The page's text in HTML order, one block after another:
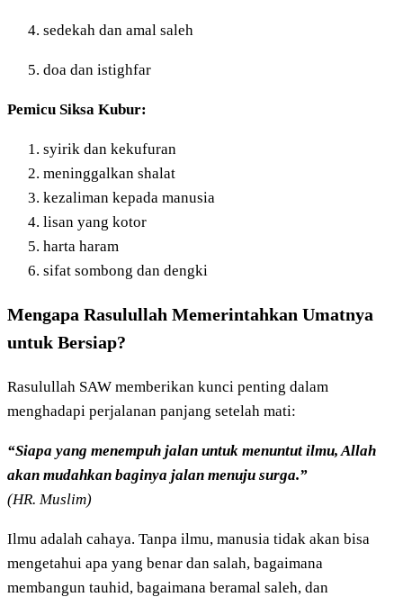
sedekah dan amal saleh
doa dan istighfar
Pemicu Siksa Kubur:
syirik dan kekufuran
meninggalkan shalat
kezaliman kepada manusia
lisan yang kotor
harta haram
sifat sombong dan dengki
Mengapa Rasulullah Memerintahkan Umatnya
untuk Bersiap?
Rasulullah SAW memberikan kunci penting dalam
menghadapi perjalanan panjang setelah mati:
“Siapa yang menempuh jalan untuk menuntut ilmu, Allah
akan mudahkan baginya jalan menuju surga.”
(HR. Muslim)
Ilmu adalah cahaya. Tanpa ilmu, manusia tidak akan bisa
mengetahui apa yang benar dan salah, bagaimana
membangun tauhid, bagaimana beramal saleh, dan